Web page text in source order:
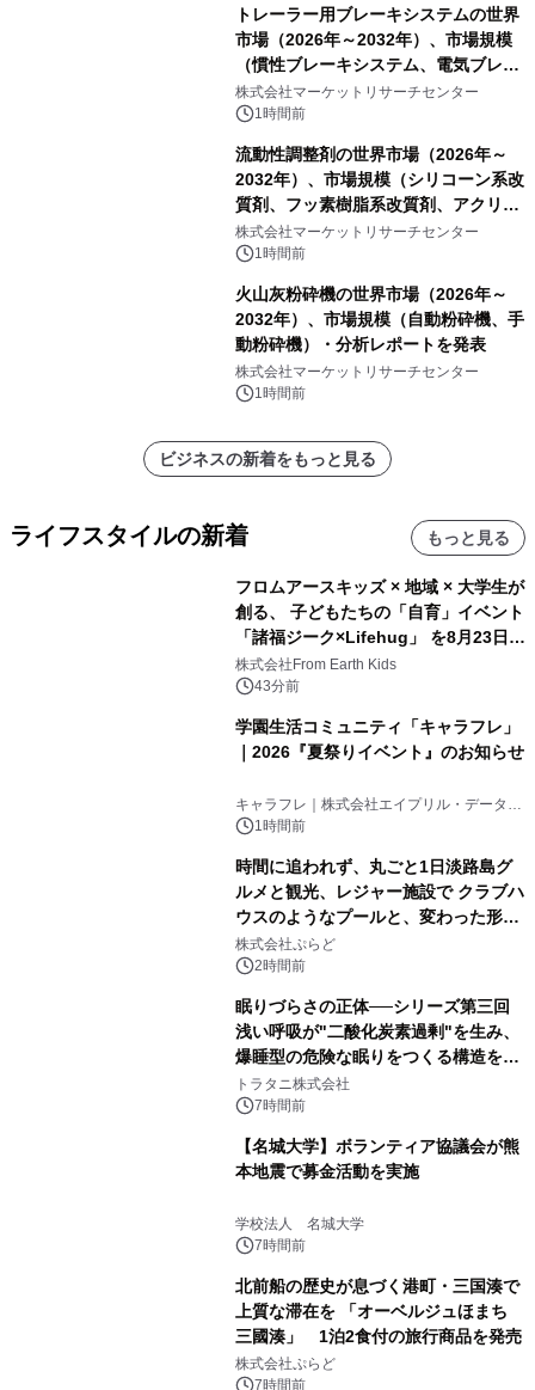
トレーラー用ブレーキシステムの世界
市場（2026年～2032年）、市場規模
（慣性ブレーキシステム、電気ブレー
キシステム、その他）・分析レポート
を発表
株式会社マーケットリサーチセンター
1時間前
流動性調整剤の世界市場（2026年～
2032年）、市場規模（シリコーン系改
質剤、フッ素樹脂系改質剤、アクリル
系改質剤、ポリウレタン系改質剤、ワ
ックス系改質剤）・分析レポートを発
株式会社マーケットリサーチセンター
1時間前
火山灰粉砕機の世界市場（2026年～
2032年）、市場規模（自動粉砕機、手
動粉砕機）・分析レポートを発表
株式会社マーケットリサーチセンター
1時間前
ビジネスの新着をもっと見る
ライフスタイルの新着 もっと見る
フロムアースキッズ × 地域 × 大学生が
創る、 子どもたちの「自育」イベント
「諸福ジーク×Lifehug」 を8月23日
(日)開催
株式会社From Earth Kids
43分前
学園生活コミュニティ「キャラフレ」
｜2026『夏祭りイベント』のお知らせ
キャラフレ｜株式会社エイプリル・データ・
デザインズ
1時間前
時間に追われず、丸ごと1日淡路島グ
ルメと観光、レジャー施設で クラブハ
ウスのようなプールと、変わった形の
サウナも 「THE BOXY AWAJI」のお
得な素泊まり連泊プランで
株式会社ぷらど
2時間前
眠りづらさの正体──シリーズ第三回
浅い呼吸が"二酸化炭素過剰"を生み、
爆睡型の危険な眠りをつくる構造を解
説
トラタニ株式会社
7時間前
【名城大学】ボランティア協議会が熊
本地震で募金活動を実施
学校法人 名城大学
7時間前
北前船の歴史が息づく港町・三国湊で
上質な滞在を 「オーベルジュほまち
三國湊」 1泊2食付の旅行商品を発売
株式会社ぷらど
7時間前